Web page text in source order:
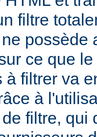
filtre
possède
ce que
à filtrer va
à
filtre, qui